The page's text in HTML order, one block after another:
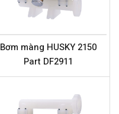
Bơm màng HUSKY 2150
Part DF2911